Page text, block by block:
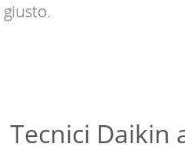
Tecnici Daikin